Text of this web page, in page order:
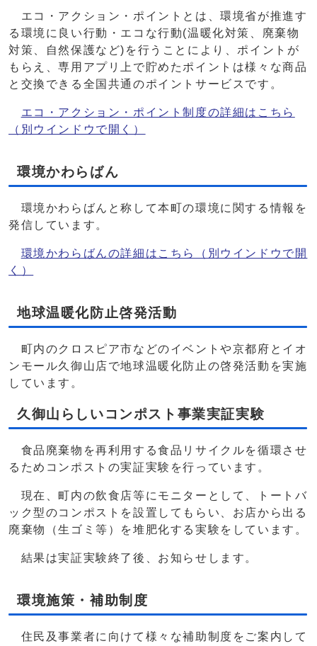
エコ・アクション・ポイントとは、環境省が推進す
る環境に良い行動・エコな行動(温暖化対策、廃棄物
対策、自然保護など)を行うことにより、ポイントが
もらえ、専用アプリ上で貯めたポイントは様々な商品
と交換できる全国共通のポイントサービスです。
エコ・アクション・ポイント制度の詳細はこちら
（別ウインドウで開く）
環境かわらばん
環境かわらばんと称して本町の環境に関する情報を
発信しています。
環境かわらばんの詳細はこちら
（別ウインドウで開
く）
地球温暖化防止啓発活動
町内のクロスピア市などのイベントや京都府とイオ
ンモール久御山店で地球温暖化防止の啓発活動を実施
しています。
久御山らしいコンポスト事業実証実験
食品廃棄物を再利用する食品リサイクルを循環させ
るためコンポストの実証実験を行っています。
現在、町内の飲食店等にモニターとして、トートバ
ック型のコンポストを設置してもらい、お店から出る
廃棄物（生ゴミ等）を堆肥化する実験をしています。
結果は実証実験終了後、お知らせします。
環境施策・補助制度
住民及事業者に向けて様々な補助制度をご案内して